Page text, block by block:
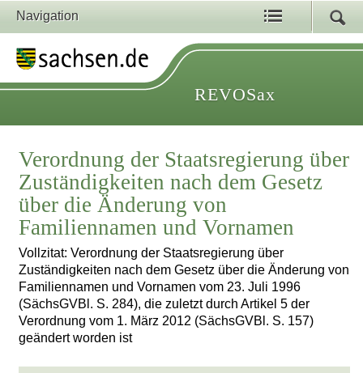
Navigation
REVOSax
Verordnung der Staatsregierung über
Zuständigkeiten nach dem Gesetz
über die Änderung von
Familiennamen und Vornamen
Vollzitat: Verordnung der Staatsregierung über
Zuständigkeiten nach dem Gesetz über die Änderung von
Familiennamen und Vornamen vom 23. Juli 1996
(SächsGVBl. S. 284), die zuletzt durch Artikel 5 der
Verordnung vom 1. März 2012 (SächsGVBl. S. 157)
geändert worden ist